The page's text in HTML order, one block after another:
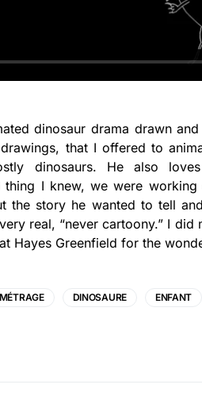
dinosaur drama drawn
that I offered to
dinosaurs. He also
thing I knew, we were
the story he wanted to tell
real, “never cartoony.” I
Hayes Greenfield for the
DINOSAURE ENFANT